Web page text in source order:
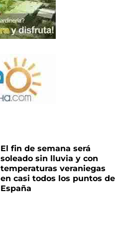
El fin de semana será
soleado sin lluvia y con
temperaturas veraniegas
en casi todos los puntos de
España